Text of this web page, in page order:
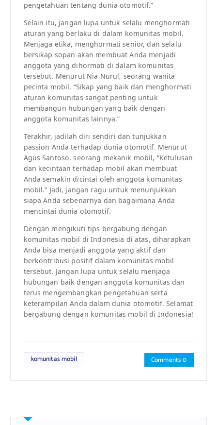
pengetahuan tentang dunia otomotif.”
Selain itu, jangan lupa untuk selalu menghormati
aturan yang berlaku di dalam komunitas mobil.
Menjaga etika, menghormati senior, dan selalu
bersikap sopan akan membuat Anda menjadi
anggota yang dihormati di dalam komunitas
tersebut. Menurut Nia Nurul, seorang wanita
pecinta mobil, “Sikap yang baik dan menghormati
aturan komunitas sangat penting untuk
membangun hubungan yang baik dengan
anggota komunitas lainnya.”
Terakhir, jadilah diri sendiri dan tunjukkan
passion Anda terhadap dunia otomotif. Menurut
Agus Santoso, seorang mekanik mobil, “Ketulusan
dan kecintaan terhadap mobil akan membuat
Anda semakin dicintai oleh anggota komunitas
mobil.” Jadi, jangan ragu untuk menunjukkan
siapa Anda sebenarnya dan bagaimana Anda
mencintai dunia otomotif.
Dengan mengikuti tips bergabung dengan
komunitas mobil di Indonesia di atas, diharapkan
Anda bisa menjadi anggota yang aktif dan
berkontribusi positif dalam komunitas mobil
tersebut. Jangan lupa untuk selalu menjaga
hubungan baik dengan anggota komunitas dan
terus mengembangkan pengetahuan serta
keterampilan Anda dalam dunia otomotif. Selamat
bergabung dengan komunitas mobil di Indonesia!
komunitas mobil Comments 0